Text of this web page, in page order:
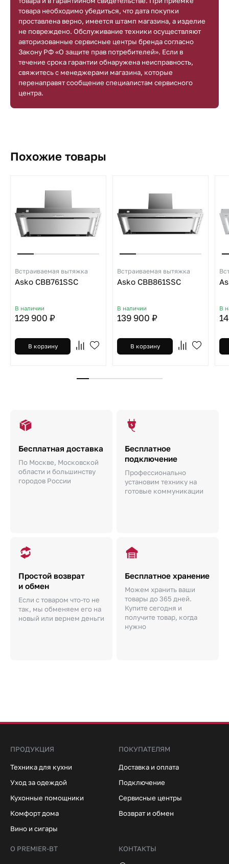
товара необходимо убедиться, что дата покупки
проставлена верно, имеется штамп магазина, а изделие
не повреждено. Обслуживание техники осуществляют
авторизованные сервисные центры бренда согласно
Закону РФ «О защите прав потребителей». Если в
течение срока гарантии обнаружена неисправность,
свяжитесь с менеджерами магазина, которые
перенаправят сообщение специалистам сервисного
центра.
Похожие товары
Встраиваемая вытяжка
Asko CBB761SSC
В наличии
129 900 ₽
В корзину
Встраиваемая вытяжка
Asko CBB861SSC
В наличии
139 900 ₽
В корзину
В
Бесплатная доставка
По Москве, Московской
области и большинству
городов России
Бесплатное
подключение
Профессионально
установим технику на
готовые коммуникации
Простой возврат
и обмен
Если с товаром что-то не
так, мы обменяем его на
новый или вернем деньги
Бесплатное хранение
Можем хранить ваши
товары до 365 дней.
Купите сегодня и
получите товар, когда
нужно
ПРОДУКЦИЯ
Техника для кухни
Уход за одеждой
Кухонные помощники
Комфорт дома
Вино и сигары
ПОКУПАТЕЛЯМ
Доставка и оплата
Подключение
Сервисные центры
Возврат и обмен
О PREMIER-BT КОНТАКТЫ